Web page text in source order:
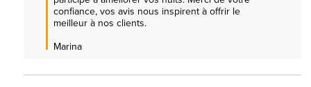
confiance, vos avis nous inspirent à offrir le
meilleur à nos clients.
Marina